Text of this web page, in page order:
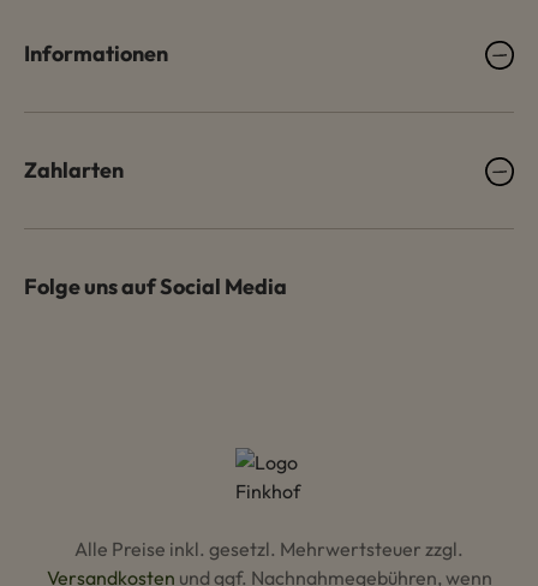
Informationen
Zahlarten
Folge uns auf Social Media
Alle Preise inkl. gesetzl. Mehrwertsteuer zzgl.
Versandkosten und ggf. Nachnahmegebühren, wenn